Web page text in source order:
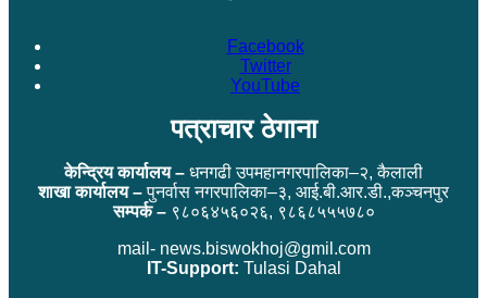
Facebook
Twitter
YouTube
पत्राचार ठेगाना
केन्द्रिय कार्यालय – धनगढी उपमहानगरपालिका–२, कैलाली
शाखा कार्यालय –पुनर्वास नगरपालिका–३, आई.बी.आर.डी.,कञ्चनपुर
सम्पर्क –९८०६४५६०२६, ९८६८५५५७८०
mail- news.biswokhoj@gmil.com
IT-Support: Tulasi Dahal